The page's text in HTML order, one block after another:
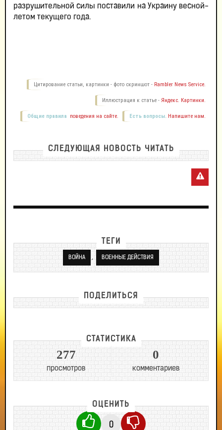
разрушительной силы поставили на Украину весной-
летом текущего года.
Цитирование статьи, картинки - фото скриншот - Rambler News Service.
Иллюстрация к статье - Яндекс. Картинки.
Есть вопросы. Напишите нам.
Общие правила поведения на сайте.
СЛЕДУЮЩАЯ НОВОСТЬ ЧИТАТЬ
ТЕГИ
ВОЙНА , ВОЕННЫЕ ДЕЙСТВИЯ
ПОДЕЛИТЬСЯ
СТАТИСТИКА
277
просмотров
0
комментариев
ОЦЕНИТЬ
0